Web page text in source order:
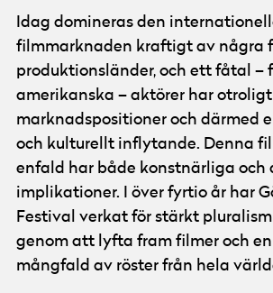
Idag domineras den
filmmarknaden kraftigt av några
produktionsländer, och ett fåtal –
amerikanska – aktörer har
marknadspositioner och därmed
och kulturellt inflytande. Denna
enfald har både konstnärliga och
implikationer. I över fyrtio år har
Festival verkat för stärkt
genom att lyfta fram filmer och en
mångfald av röster från hela
© Göteborg Film Festival